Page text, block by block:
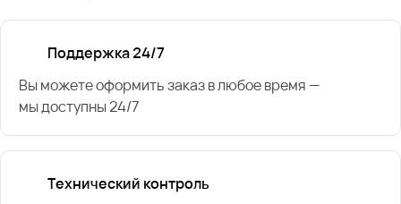
Поддержка 24/7
Вы можете оформить заказ в любое время —
мы доступны 24/7
Технический контроль